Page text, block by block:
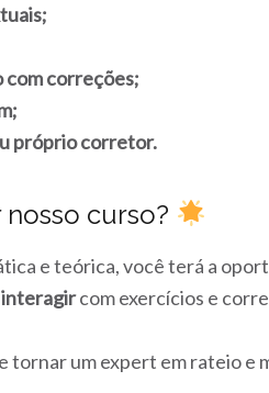
com correções;
próprio corretor.
curso?
e teórica, você terá a
interagircom exercícios e
tornar um expert em rateio